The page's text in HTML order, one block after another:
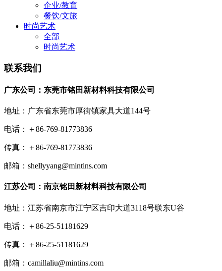
企业/教育
餐饮/文旅
时尚艺术
全部
时尚艺术
联系我们
广东公司：东莞市铭田新材料科技有限公司
地址：广东省东莞市厚街镇家具大道144号
电话：＋86-769-81773836
传真：＋86-769-81773836
邮箱：shellyyang@mintins.com
江苏公司：南京铭田新材料科技有限公司
地址：江苏省南京市江宁区吉印大道3118号联东U谷
电话：＋86-25-51181629
传真：＋86-25-51181629
邮箱：camillaliu@mintins.com